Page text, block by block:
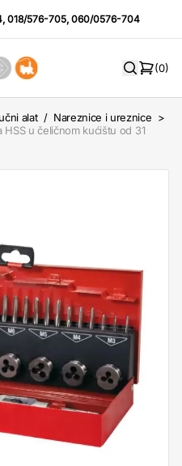
,018/576-705,060/0576-704
(0)
alat / Nareznice i ureznice >
u čeličnom kućištu od 31